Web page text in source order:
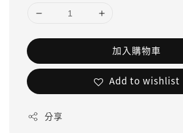
加入購物車
Add to wishlist
分享